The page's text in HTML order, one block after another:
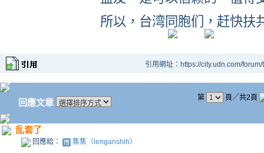
所以，台湾同胞们，赶快扶
引用網址：https://city.udn.com/
回應文章 第 頁／共2頁
乱套了
回應給： 集集（lenganshih）